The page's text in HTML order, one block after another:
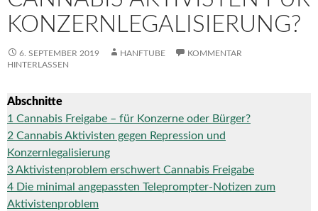
KONZERNLEGALISIERUNG?
6. SEPTEMBER 2019 HANFTUBE
KOMMENTAR
HINTERLASSEN
Abschnitte
1 Cannabis Freigabe – für Konzerne oder Bürger?
2 Cannabis Aktivisten gegen Repression und
Konzernlegalisierung
3Aktivistenproblem erschwert Cannabis Freigabe
4 Die minimal angepassten Teleprompter-Notizen zum
Aktivistenproblem